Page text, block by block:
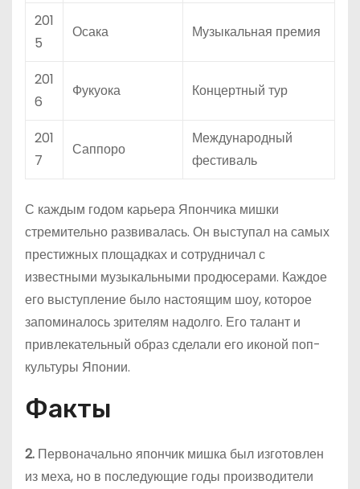
201
5
Осака Музыкальная премия
201
6
Фукуока Концертный тур
201
7
Саппоро
Международный
фестиваль
С каждым годом карьера Япончика мишки
стремительно развивалась. Он выступал на самых
престижных площадках и сотрудничал с
известными музыкальными продюсерами. Каждое
его выступление было настоящим шоу, которое
запоминалось зрителям надолго. Его талант и
привлекательный образ сделали его иконой поп-
культуры Японии.
Факты
2. Первоначально япончик мишка был изготовлен
из меха, но в последующие годы производители